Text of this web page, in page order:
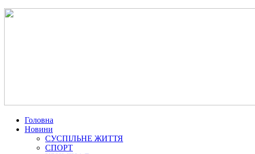
Головна
Новини
СУСПІЛЬНЕ ЖИТТЯ
СПОРТ